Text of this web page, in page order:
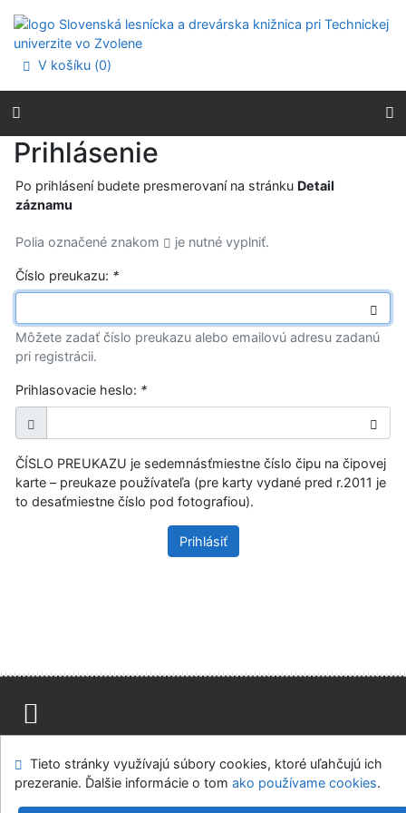
Prejsť na menu
Prehlásenie o webovej prístupnosti
V košíku (0)
Prihlásenie
Po prihlásení budete presmerovaní na stránku Detail
záznamu
Polia označené znakom je nutné vyplniť.
Číslo preukazu: *
Môžete zadať číslo preukazu alebo emailovú adresu zadanú
pri registrácii.
Prihlasovacie heslo: *
ČÍSLO PREUKAZU je sedemnásťmiestne číslo čipu na čipovej
karte – preukaze používateľa (pre karty vydané pred r.2011 je
to desaťmiestne číslo pod fotografiou).
Prihlásiť
Modul OpenSearch
Napíšte nám Nastavenie cookies
Tieto stránky využívajú súbory cookies, ktoré uľahčujú ich
prezeranie. Ďalšie informácie o tom ako používame cookies.